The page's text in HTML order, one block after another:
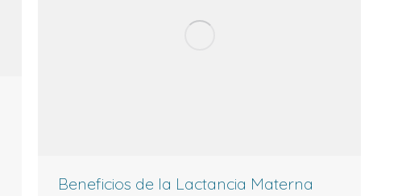
Beneficios de la Lactancia Materna